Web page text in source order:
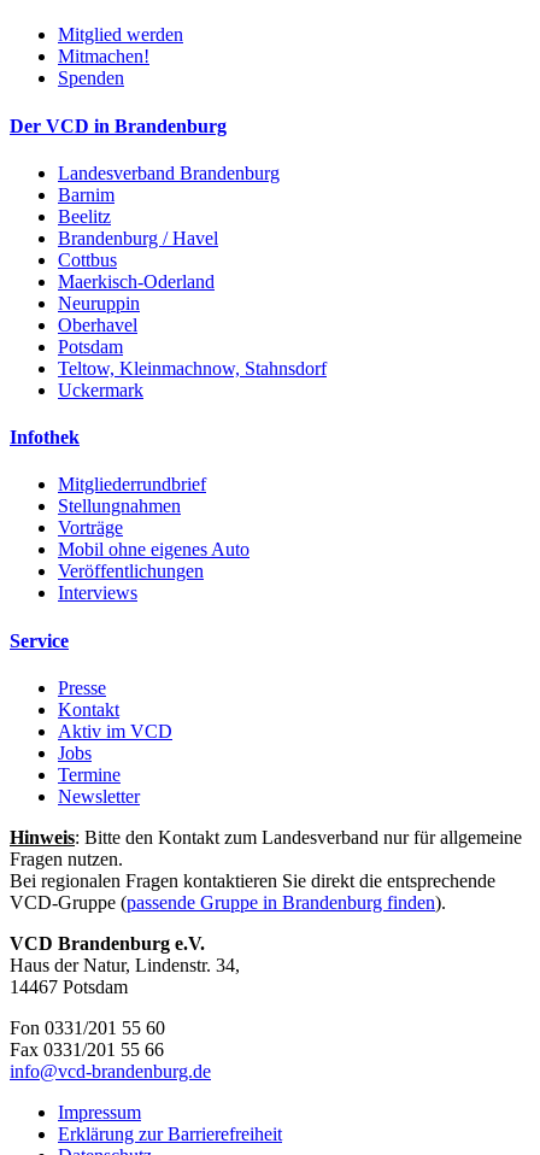
Mitglied werden
Mitmachen!
Spenden
Der VCD in Brandenburg
Landesverband Brandenburg
Barnim
Beelitz
Brandenburg / Havel
Cottbus
Maerkisch-Oderland
Neuruppin
Oberhavel
Potsdam
Teltow, Kleinmachnow, Stahnsdorf
Uckermark
Infothek
Mitgliederrundbrief
Stellungnahmen
Vorträge
Mobil ohne eigenes Auto
Veröffentlichungen
Interviews
Service
Presse
Kontakt
Aktiv im VCD
Jobs
Termine
Newsletter
Hinweis: Bitte den Kontakt zum Landesverband nur für allgemeine
Fragen nutzen.
Bei regionalen Fragen kontaktieren Sie direkt die entsprechende
VCD-Gruppe (passende Gruppe in Brandenburg finden).
VCD Brandenburg e.V.
Haus der Natur, Lindenstr. 34,
14467 Potsdam
Fon 0331/201 55 60
Fax 0331/201 55 66
info@vcd-brandenburg.de
Impressum
Erklärung zur Barrierefreiheit